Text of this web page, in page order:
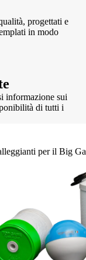
progettati e
in modo
informazione sui
di tutti i
per il Big